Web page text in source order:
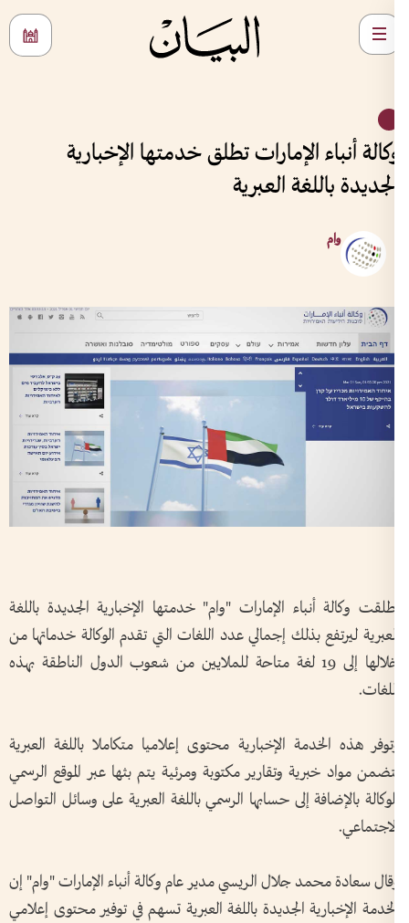
أنباء الإمارات تطلق خدمتها الإخبارية
باللغة العبرية
وام
وكالة أنباء الإمارات "وام" خدمتها الإخبارية الجديدة باللغة
ليرتفع بذلك إجمالي عدد اللغات التي تقدم الوكالة خدماتها من
خلالها إلى 19 لغة متاحة للملايين من شعوب الدول الناطقة بهذه
.
هذه الخدمة الإخبارية محتوى إعلاميا متكاملا باللغة العبرية
مواد خبرية وتقارير مكتوبة ومرئية يتم بثها عبر الموقع الرسمي
بالإضافة إلى حسابها الرسمي باللغة العبرية على وسائل التواصل
.
سعادة محمد جلال الريسي مدير عام وكالة أنباء الإمارات "وام" إن
الإخبارية الجديدة باللغة العبرية تسهم في توفير محتوى إعلامي